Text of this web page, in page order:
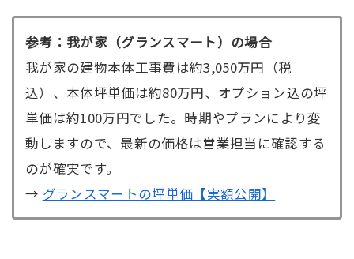
参考：我が家（グランスマート）の場合
我が家の建物本体工事費は約3,050万円（税
込）、本体坪単価は約80万円、オプション込の坪
単価は約100万円でした。時期やプランにより変
動しますので、最新の価格は営業担当に確認する
のが確実です。
→ グランスマートの坪単価【実額公開】